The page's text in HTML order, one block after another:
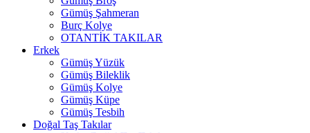
Gümüş Şahmeran
Burç Kolye
OTANTİK TAKILAR
Erkek
Gümüş Yüzük
Gümüş Bileklik
Gümüş Kolye
Gümüş Küpe
Gümüş Tesbih
Doğal Taş Takılar